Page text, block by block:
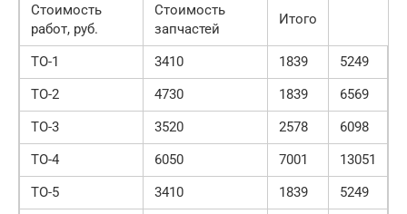
Стоимость
работ, руб.
Стоимость
запчастей
Итого
ТО-1 3410 1839
5249
ТО-2
4730 1839
6569
ТО-3
3520 2578
6098
ТО-4
6050 7001
13051
ТО-5
3410 1839
5249